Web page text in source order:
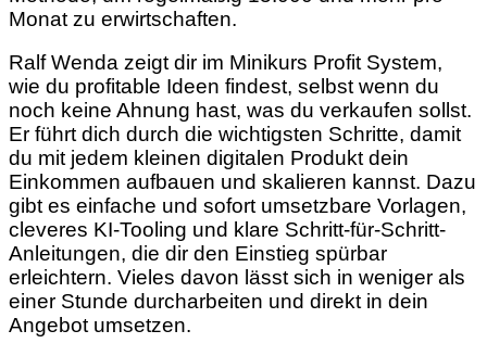
Monat zu erwirtschaften.
Ralf Wenda zeigt dir im Minikurs Profit System,
wie du profitable Ideen findest, selbst wenn du
noch keine Ahnung hast, was du verkaufen sollst.
Er führt dich durch die wichtigsten Schritte, damit
du mit jedem kleinen digitalen Produkt dein
Einkommen aufbauen und skalieren kannst. Dazu
gibt es einfache und sofort umsetzbare Vorlagen,
cleveres KI-Tooling und klare Schritt-für-Schritt-
Anleitungen, die dir den Einstieg spürbar
erleichtern. Vieles davon lässt sich in weniger als
einer Stunde durcharbeiten und direkt in dein
Angebot umsetzen.